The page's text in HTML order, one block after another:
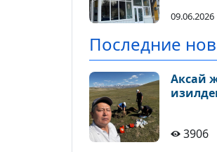
09.06.2026
Последние
Аксай
3906